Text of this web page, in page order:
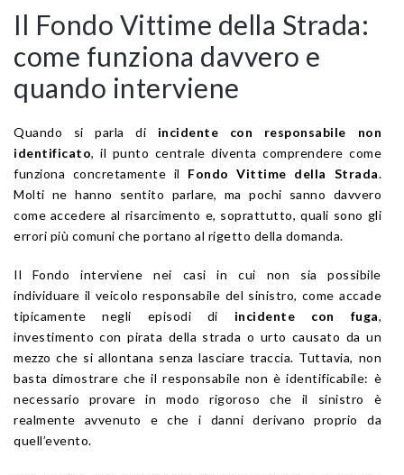
Il Fondo Vittime della Strada:
come funziona davvero e
quando interviene
Quando si parla di incidente con responsabile non
identificato, il punto centrale diventa comprendere come
funziona concretamente il Fondo Vittime della Strada.
Molti ne hanno sentito parlare, ma pochi sanno davvero
come accedere al risarcimento e, soprattutto, quali sono gli
errori più comuni che portano al rigetto della domanda.
Il Fondo interviene nei casi in cui non sia possibile
individuare il veicolo responsabile del sinistro, come accade
tipicamente negli episodi di incidente con fuga,
investimento con pirata della strada o urto causato da un
mezzo che si allontana senza lasciare traccia. Tuttavia, non
basta dimostrare che il responsabile non è identificabile: è
necessario provare in modo rigoroso che il sinistro è
realmente avvenuto e che i danni derivano proprio da
quell’evento.